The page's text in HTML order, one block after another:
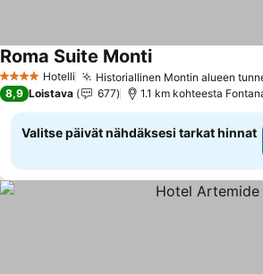
4 Tähtiluokitus
Hotelli Historiallinen Montin alueen
Roma Suite MontiKatso hinnat
8,9 Loistava 677 1.1 km kohteesta
Valitse päivät nähdäksesi tarkat hinnat